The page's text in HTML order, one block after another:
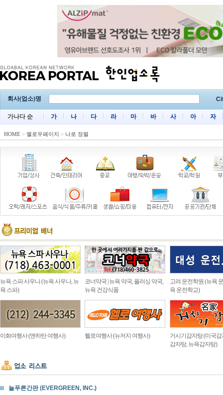
회사(업소)명
가나다 순 가 나 다 라 마 바 사 아 자
HOME > 옐로우페이지 > 나로 정렬
뉴욕 스파 사우나 (뉴욕 사우나, 뉴
욕 스파)
코너약국 | 뉴욕 약국, 플러싱 약국,
뉴욕 건강식품
고려 운전학원 (뉴욕
욕 운전학교)
이화여행사 (맨하탄 여행사) 헬로여행사 (뉴저지 여행사)
거시기감자탕 (미국감
감자탕, 뉴욕감자탕)
늘푸른간판 (EVERGREEN, INC.)